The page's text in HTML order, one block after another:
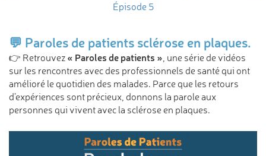
Épisode 5
💬 Paroles de patients sclérose en plaques.
👉 Retrouvez « Paroles de patients », une série de vidéos
sur les rencontres avec des professionnels de santé qui ont
amélioré le quotidien des malades. Parce que les retours
d’expériences sont précieux, donnons la parole aux
personnes qui vivent avec la sclérose en plaques.